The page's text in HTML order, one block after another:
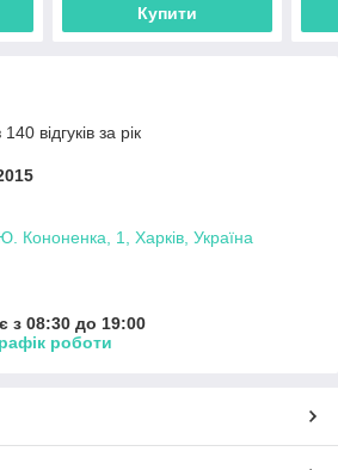
Купити
відгуків за рік
Кононенка, 1, Харків, Україна
з 08:30 до 19:00
роботи